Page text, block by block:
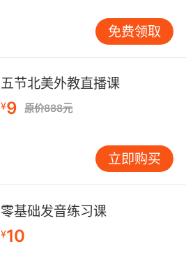
免费领取
五节北美外教直播课
¥9 原价888元
立即购买
零基础发音练习课
¥10